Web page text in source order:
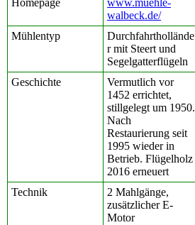
Homepage
www.muehle-
walbeck.de/
Mühlentyp
Durchfahrthollände
r mit Steert und
Segelgatterflügeln
Geschichte
Vermutlich vor
1452 errichtet,
stillgelegt um 1950.
Nach
Restaurierung seit
1995 wieder in
Betrieb. Flügelholz
2016 erneuert
Technik
2 Mahlgänge,
zusätzlicher E-
Motor